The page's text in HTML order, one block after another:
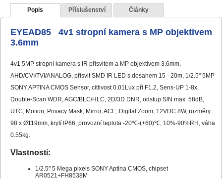
Popis Příslušenství Články
EYEAD85 4v1 stropní kamera s MP objektivem
3.6mm
4v1 5MP stropní kamera s IR přísvitem a MP objektivem 3.6mm,
AHD/CVI/TVI/ANALOG, přísvit SMD IR LED s dosahem 15 - 20m, 1/2.5" 5MP
SONY APTINA CMOS Sensor, citlivost 0.01Lux při F1.2, Sens-UP 1-8x,
Double-Scan WDR, AGC/BLC/HLC, 2D/3D DNR, odstup S/N max. 58dB,
UTC, Motion, Privacy Mask, Mirror, ACE, Digital Zoom, 12VDC 8W, rozměry
98 x Ø119mm, krytí IP66, provozní teplota -20℃-(+60)℃, 10%-90%RH, váha
0.55kg.
Vlastnosti:
1/2.5" 5 Mega pixels SONY Aptina CMOS, chipset
AR0521+FH8538M